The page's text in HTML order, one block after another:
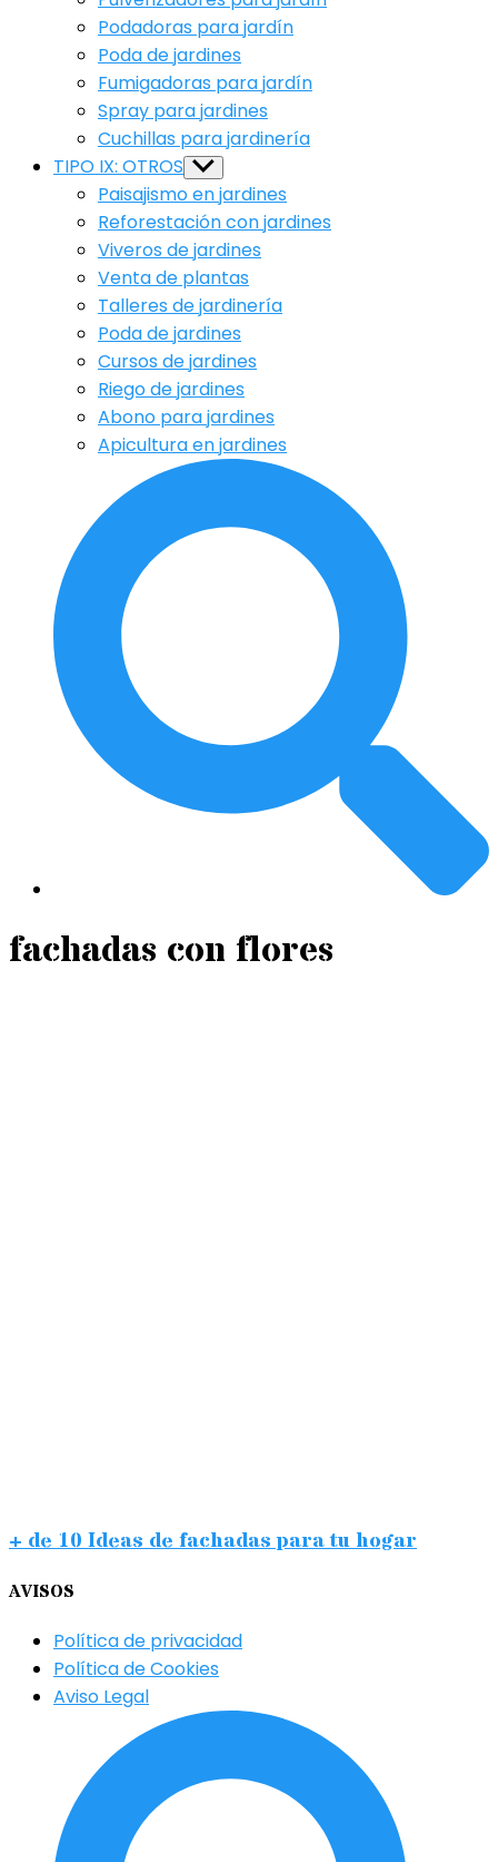
Podadoras para jardín
Poda de jardines
Fumigadoras para jardín
Spray para jardines
Cuchillas para jardinería
TIPO IX: OTROS Show
sub
menu
Paisajismo en jardines
Reforestación con jardines
Viveros de jardines
Venta de plantas
Talleres de jardinería
Poda de jardines
Cursos de jardines
Riego de jardines
Abono para jardines
Apicultura en jardines
fachadas con flores
+ de 10 Ideas de fachadas para tu hogar
AVISOS
Política de privacidad
Política de Cookies
Aviso Legal